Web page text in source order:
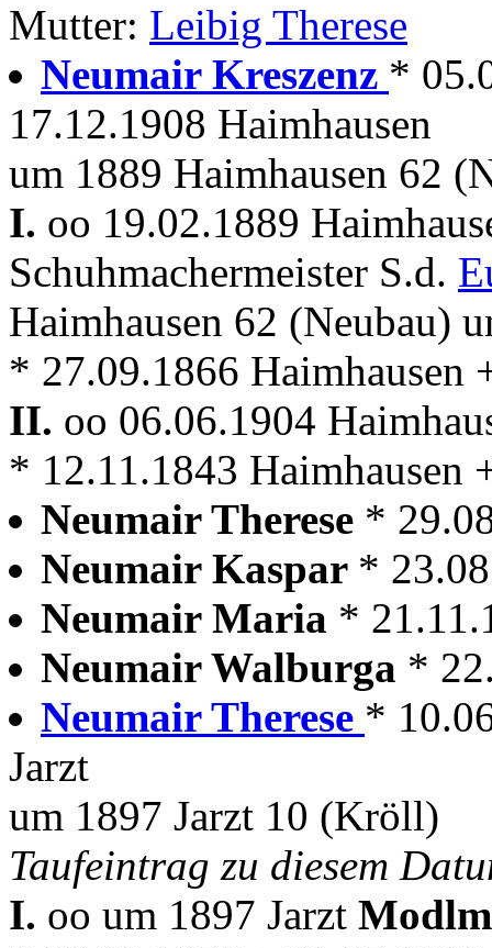
Mutter: Leibig Therese
Neumair Kreszenz *
17.12.1908 Haimhausen
um 1889 Haimhausen 62
I. oo 19.02.1889
Schuhmachermeister S.d.
Haimhausen 62 (Neubau)
* 27.09.1866 Haimhausen
II. oo 06.06.1904
* 12.11.1843 Haimhausen
Neumair Therese *
Neumair Kaspar *
Neumair Maria *
Neumair Walburga *
Neumair Therese *
Jarzt
um 1897 Jarzt 10 (Kröll)
Taufeintrag zu diesem
I. oo um 1897 Jarzt